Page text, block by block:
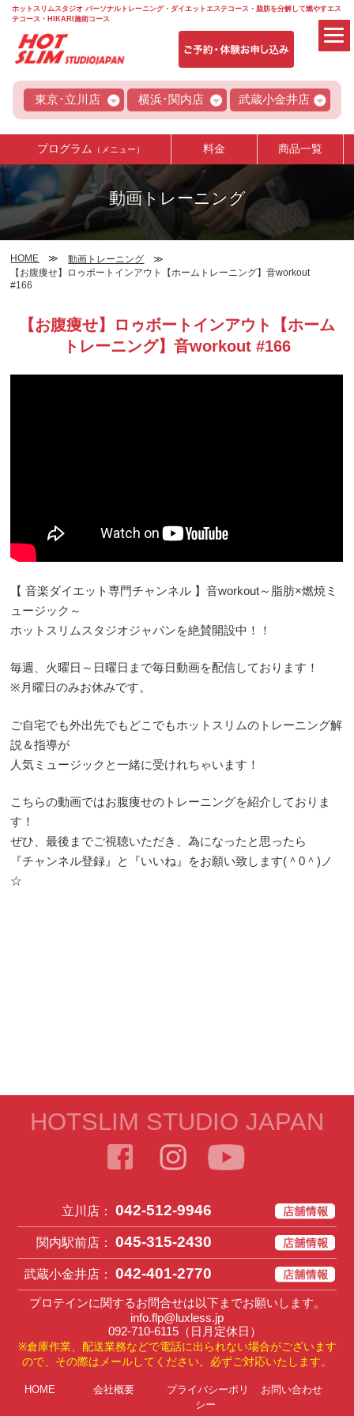
ホットスリムスタジオ パーソナルトレーニング・ダイエットエステコース・脂肪を分解して燃やすエス
テコース・HIKARI施術コース
東京･立川店 横浜･関内店 武蔵小金井店
プログラム （メニュー） 料金 商品一覧
動画トレーニング
HOME
動画トレーニング
【お腹痩せ】ロゥボートインアウト【ホームトレーニング】音workout
#166
【お腹痩せ】ロゥボートインアウト【ホーム
トレーニング】音workout #166
【 音楽ダイエット専門チャンネル 】音workout～脂肪×燃焼ミ
ュージック～
ホットスリムスタジオジャパンを絶賛開設中！！
毎週、火曜日～日曜日まで毎日動画を配信しております！
※月曜日のみお休みです。
ご自宅でも外出先でもどこでもホットスリムのトレーニング解
説＆指導が
人気ミュージックと一緒に受けれちゃいます！
こちらの動画ではお腹痩せのトレーニングを紹介しておりま
す！
ぜひ、最後までご視聴いただき、為になったと思ったら
『チャンネル登録』と『いいね』をお願い致します(＾0＾)ノ
☆
HOTSLIM STUDIO JAPAN
立川店： 042-512-9946
関内駅前店： 045-315-2430
武蔵小金井店： 042-401-2770
プロテインに関するお問合せは以下までお願いします。
info.flp@luxless.jp
092-710-6115（日月定休日）
※倉庫作業、配送業務などで電話に出られない場合がございます
ので、その際はメールしてください。必ずご対応いたします。
HOME 会社概要
プライバシーポリ
シー
お問い合わせ